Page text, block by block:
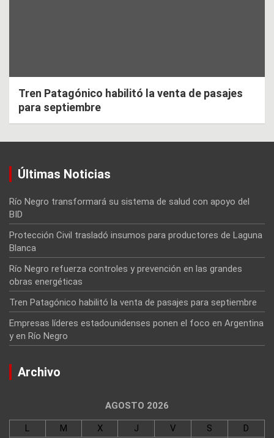
Tren Patagónico habilitó la venta de pasajes
para septiembre
Últimas Noticias
Río Negro transformará su sistema de salud con apoyo del
BID
Protección Civil trasladó insumos para productores de Laguna
Blanca
Río Negro refuerza controles y prevención en las grandes
obras energéticas
Tren Patagónico habilitó la venta de pasajes para septiembre
Empresas líderes estadounidenses ponen el foco en Argentina
y en Río Negro
Archivo
AGOSTO 2026
L M X J V S
D